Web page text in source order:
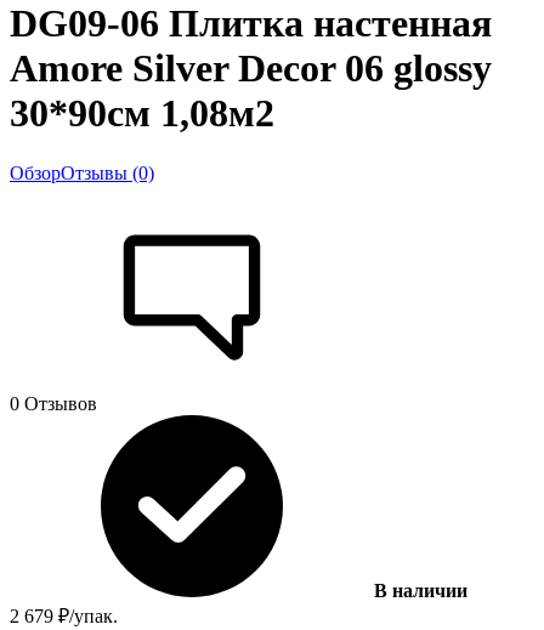
DG09-06 Плитка настенная
Amore Silver Decor 06 glossy
30*90см 1,08м2
ОбзорОтзывы (0)
0 Отзывов
В наличии
2 679 ₽/упак.